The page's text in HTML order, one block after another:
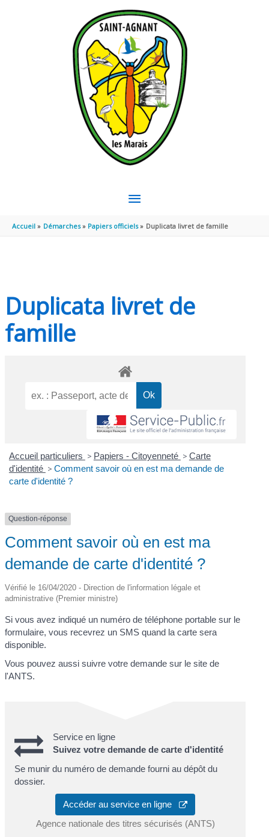
MENU
PRINCIPAL
Accueil Démarches Papiers officiels Duplicata livret de famille
Duplicata livret de
famille
Accueil particuliers > Papiers - Citoyenneté > Carte
d'identité > Comment savoir où en est ma demande de
carte d'identité ?
Question-réponse
Comment savoir où en est ma
demande de carte d'identité ?
Vérifié le 16/04/2020 - Direction de l'information légale et
administrative (Premier ministre)
Si vous avez indiqué un numéro de téléphone portable sur le
formulaire, vous recevrez un SMS quand la carte sera
disponible.
Vous pouvez aussi suivre votre demande sur le site de
l'ANTS.
Service en ligne
Suivez votre demande de carte d'identité
Se munir du numéro de demande fourni au dépôt du
dossier.
Accéder au service en ligne
Agence nationale des titres sécurisés (ANTS)